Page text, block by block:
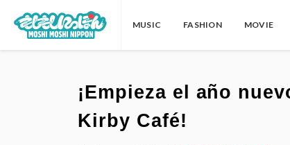
MUSIC FASHION MOVIE
¡Empieza el año
Kirby Café!